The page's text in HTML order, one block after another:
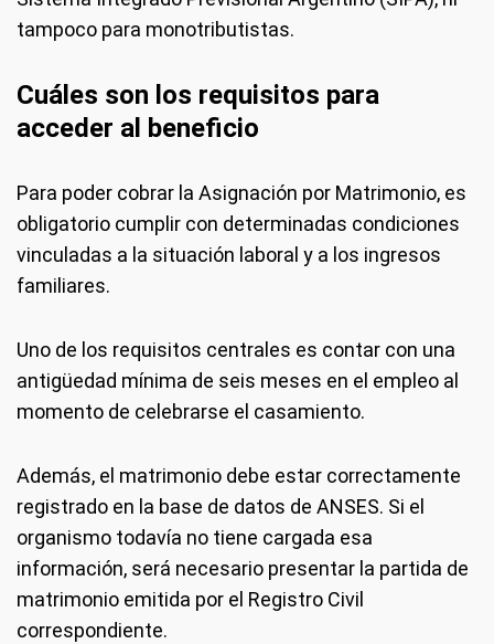
tampoco para monotributistas.
Cuáles son los requisitos para
acceder al beneficio
Para poder cobrar la Asignación por Matrimonio, es
obligatorio cumplir con determinadas condiciones
vinculadas a la situación laboral y a los ingresos
familiares.
Uno de los requisitos centrales es contar con una
antigüedad mínima de seis meses en el empleo al
momento de celebrarse el casamiento.
Además, el matrimonio debe estar correctamente
registrado en la base de datos de ANSES. Si el
organismo todavía no tiene cargada esa
información, será necesario presentar la partida de
matrimonio emitida por el Registro Civil
correspondiente.